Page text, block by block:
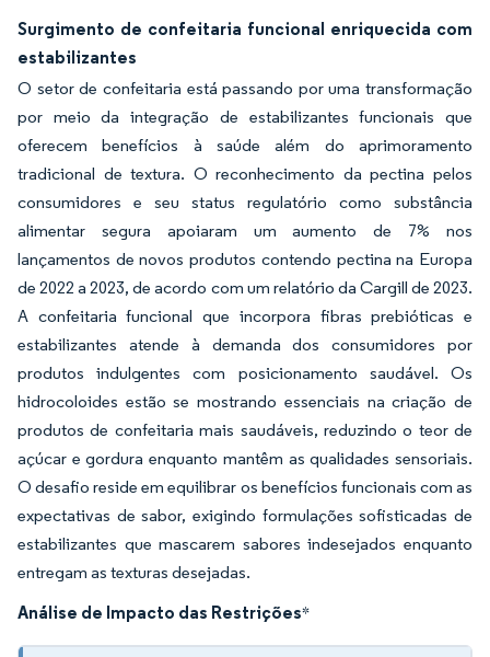
Surgimento de confeitaria funcional enriquecida com
estabilizantes
O setor de confeitaria está passando por uma transformação
por meio da integração de estabilizantes funcionais que
oferecem benefícios à saúde além do aprimoramento
tradicional de textura. O reconhecimento da pectina pelos
consumidores e seu status regulatório como substância
alimentar segura apoiaram um aumento de 7% nos
lançamentos de novos produtos contendo pectina na Europa
de 2022 a 2023, de acordo com um relatório da Cargill de 2023.
A confeitaria funcional que incorpora fibras prebióticas e
estabilizantes atende à demanda dos consumidores por
produtos indulgentes com posicionamento saudável. Os
hidrocoloides estão se mostrando essenciais na criação de
produtos de confeitaria mais saudáveis, reduzindo o teor de
açúcar e gordura enquanto mantêm as qualidades sensoriais.
O desafio reside em equilibrar os benefícios funcionais com as
expectativas de sabor, exigindo formulações sofisticadas de
estabilizantes que mascarem sabores indesejados enquanto
entregam as texturas desejadas.
Análise de Impacto das Restrições*